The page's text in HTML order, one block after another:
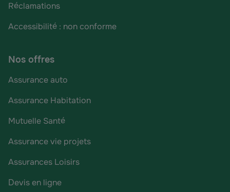
Réclamations
Accessibilité : non conforme
Nos offres
Assurance auto
Assurance Habitation
Mutuelle Santé
Assurance vie projets
Assurances Loisirs
Devis en ligne